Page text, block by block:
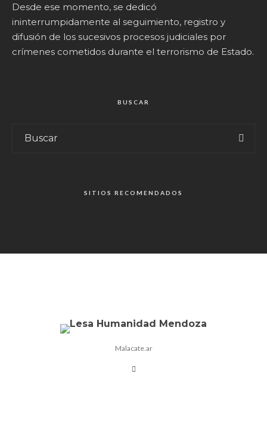
Desde ese momento, se dedicó
ininterrumpidamente al seguimiento, registro y
difusión de los sucesivos procesos judiciales por
crímenes cometidos durante el terrorismo de Estado.
BUSCAR
SITIOS RECOMENDADOS
Malacate.ar